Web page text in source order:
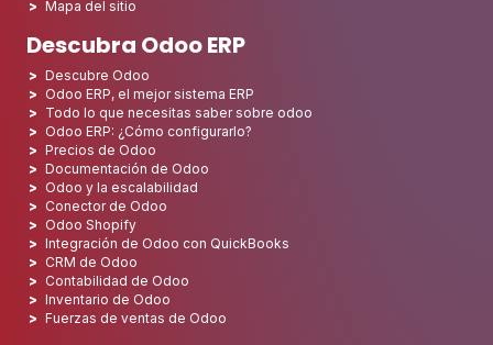
Mapa del sitio
Descubra Odoo ERP
Descubre Odoo
Odoo ERP, el mejor sistema ERP
Todo lo que necesitas saber sobre odoo
Odoo ERP: ¿Cómo configurarlo?
Precios de Odoo
Documentación de Odoo
Odoo y la escalabilidad
Conector de Odoo
Odoo Shopify
Integración de Odoo con QuickBooks
CRM de Odoo
Contabilidad de Odoo
Inventario de Odoo
Fuerzas de ventas de Odoo